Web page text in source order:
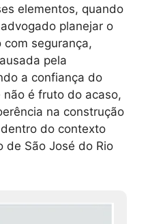
elementos, quando
planejar o
segurança,
pela
a confiança do
é fruto do acaso,
na construção
do contexto
de São José do Rio